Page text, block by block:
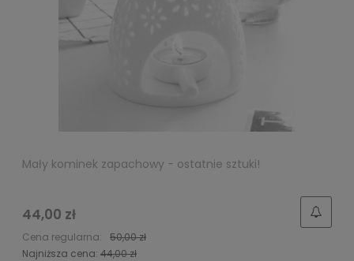
Mały kominek zapachowy - ostatnie sztuki!
44,00 zł
Cena regularna:
50,00 zł
Najniższa cena: 44,00 zł